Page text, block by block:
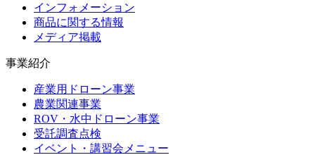
インフォメーション
商品に関する情報
メディア掲載
事業紹介
産業用ドローン事業
農業関連事業
ROV・水中ドローン事業
受託調査点検
イベント・講習会メニュー